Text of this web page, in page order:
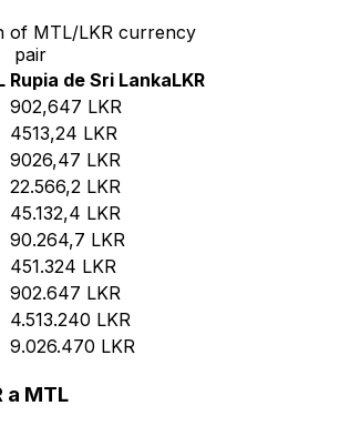
of MTL/LKR currency
pair
Rupia de Sri LankaLKR
902,647 LKR
4513,24 LKR
9026,47 LKR
22.566,2 LKR
45.132,4 LKR
90.264,7 LKR
451.324 LKR
902.647 LKR
4.513.240 LKR
9.026.470 LKR
a MTL